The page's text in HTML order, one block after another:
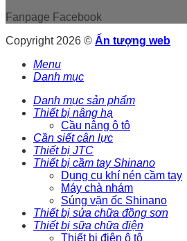
Fanpage Facebook
Copyright 2026 © Ấn tượng web
Menu
Danh mục
Danh mục sản phẩm
Thiết bị nâng hạ
Cầu nâng ô tô
Cần siết cân lực
Thiết bị JTC
Thiết bị cầm tay Shinano
Dụng cụ khí nén cầm tay
Máy chà nhám
Súng vặn ốc Shinano
Thiết bị sửa chữa đồng sơn
Thiết bị sữa chữa điện
Thiết bị điện ô tô